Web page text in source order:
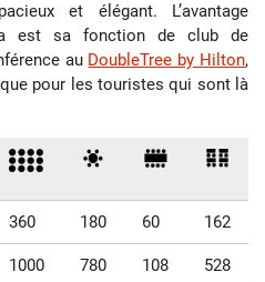
et élégant. L’avantage
est sa fonction de club de
au DoubleTree by Hilton,
pour les touristes qui sont là
360 180 60 162
1000 780 108 528